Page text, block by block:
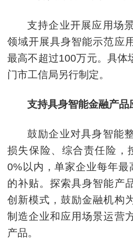
支持企业开展应用场
领域开展具身智能示范应
最高不超过100万元。具体
门市工信局另行制定。
支持具身智能金融产品
鼓励企业对具身智能
损失保险、综合责任险，
0%以内，单家企业每年最
的补贴。探索具身智能产
创新模式，鼓励金融机构
制造企业和应用场景运营
产品。